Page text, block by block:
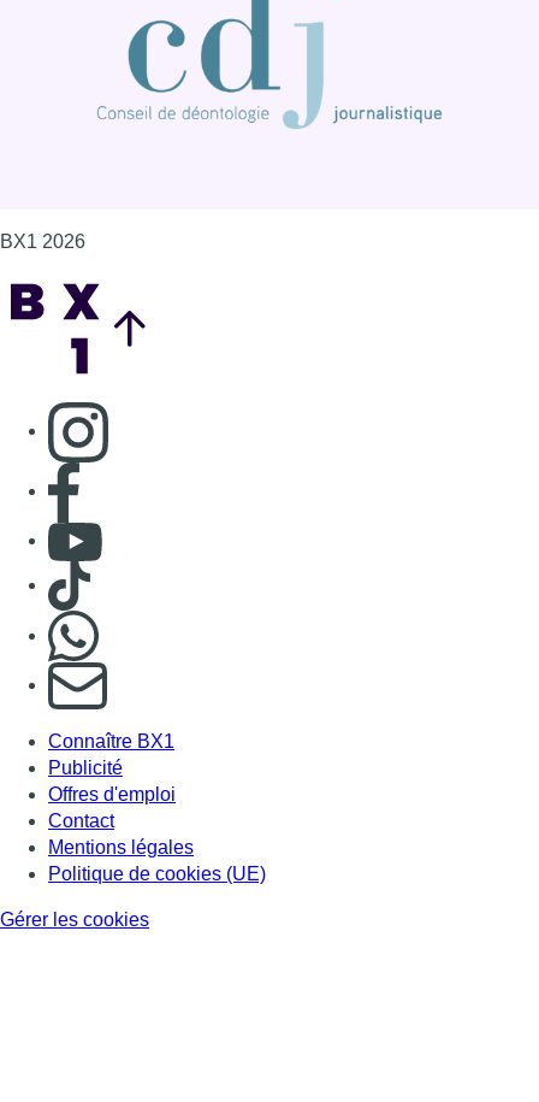
BX1 2026
Consulter page Instagram
Consulter page Facebook
Consulter Youtube
Consulter TikTok
S'abonner à notre newsletter
Connaître BX1
Publicité
Offres d'emploi
Contact
Mentions légales
Politique de cookies (UE)
Gérer les cookies